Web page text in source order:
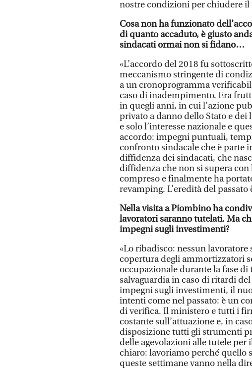
nostre condizioni per chiudere il
Cosa non ha funzionato
di quanto accaduto, è giusto
sindacati ormai non si fidano…
«L’accordo del 2018 fu
meccanismo stringente di
a un cronoprogramma
caso di inadempimento. Era
in quegli anni, in cui l’azione
privato a danno dello Stato e
e solo l’interesse nazionale e
accordo: impegni puntuali,
confronto sindacale che è parte
diffidenza dei sindacati, che
diffidenza che non si supera con
compreso e finalmente ha
revamping. L’eredità del
Nella visita a Piombino ha
lavoratori saranno tutelati. Ma
impegni sugli investimenti?
«Lo ribadisco: nessun
copertura degli ammortizzatori
occupazionale durante la fase
salvaguardia in caso di ritardi
impegni sugli investimenti, il
intenti come nel passato: è un
di verifica. Il ministero e tutti i
costante sull’attuazione e, in
disposizione tutti gli strumenti
delle agevolazioni alle tutele per
chiaro: lavoriamo perché quello
queste settimane vanno nella